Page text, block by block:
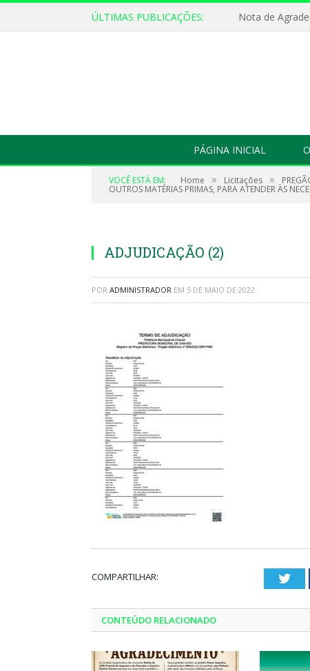
ÚLTIMAS PUBLICAÇÕES: Nota de
PÁGINA INICIAL
VOCÊ ESTÁ EM: Home » Licitações »
OUTROS MATÉRIAS PRIMAS, PARA ATENDER ÀS
ADJUDICAÇÃO (2)
POR ADMINISTRADOR EM 5 DE MAIO DE 2022
COMPARTILHAR:
CONTEÚDO RELACIONADO